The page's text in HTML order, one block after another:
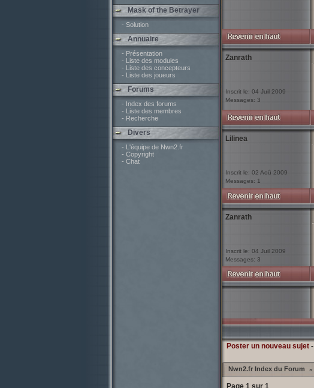
Mask of the Betrayer
- Solution
Annuaire
- Présentation
- Liste des modules
- Liste des concepteurs
- Liste des joueurs
Forums
- Index des forums
- Liste des membres
- Recherche
Divers
- L'équipe de Nwn2.fr
- Copyright
- Chat
Zanrath
Inscrit le: 04 Juil 2009
Messages: 3
Lilinea
Inscrit le: 02 Aoû 2009
Messages: 1
Zanrath
Inscrit le: 04 Juil 2009
Messages: 3
Poster un nouveau sujet-
Nwn2.fr Index du Forum »
Page 1 sur 1